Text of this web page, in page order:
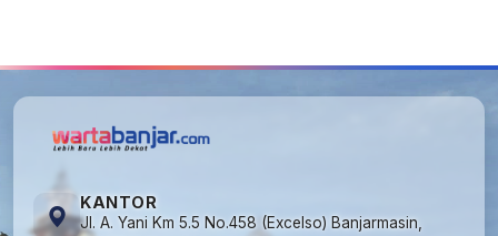
KANTOR
Jl. A. Yani Km 5.5 No.458 (Excelso) Banjarmasin,